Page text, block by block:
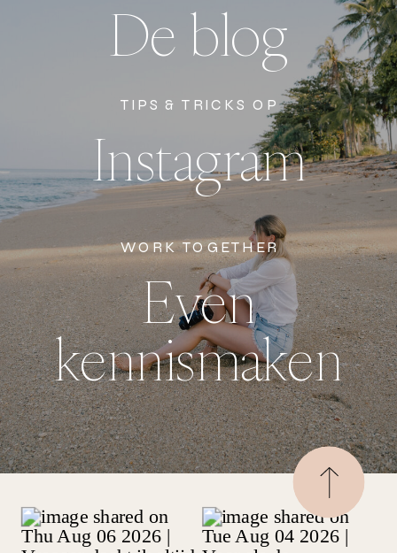
De blog
TIPS & TRICKS OP
Instagram
WORK TOGETHER
Even
kennismaken